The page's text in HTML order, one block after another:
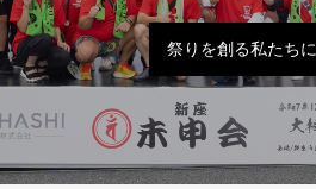
祭りを創る私たち